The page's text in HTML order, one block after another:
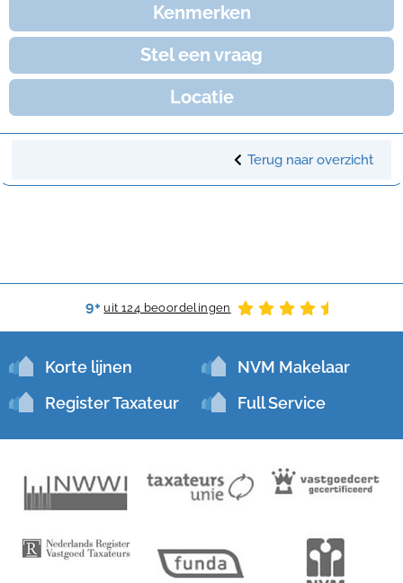
Kenmerken
Stel een vraag
Locatie
Terug naar overzicht
9+ uit 124 beoordelingen
Korte lijnen
NVM Makelaar
Register Taxateur
Full Service